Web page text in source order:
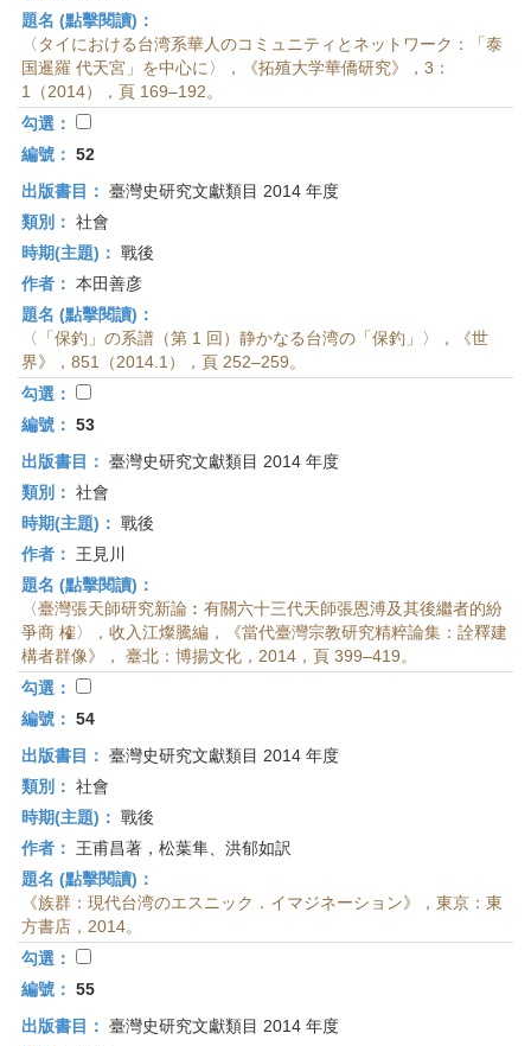
題名 (點擊閱讀)：
〈タイにおける台湾系華人のコミュニティとネットワーク：「泰
国暹羅 代天宮」を中心に〉，《拓殖大学華僑研究》，3：
1（2014），頁 169–192。
勾選：
編號： 52
出版書目： 臺灣史研究文獻類目 2014 年度
類別： 社會
時期(主題)： 戰後
作者： 本田善彦
題名 (點擊閱讀)：
〈「保釣」の系譜（第 1 回）静かなる台湾の「保釣」〉，《世
界》，851（2014.1），頁 252–259。
勾選：
編號： 53
出版書目： 臺灣史研究文獻類目 2014 年度
類別： 社會
時期(主題)： 戰後
作者：
王見川
題名 (點擊閱讀)：
〈臺灣張天師研究新論︰有關六十三代天師張恩溥及其後繼者的紛
爭商 榷〉，收入江燦騰編，《當代臺灣宗教研究精粹論集：詮釋建
構者群像》， 臺北：博揚文化，2014，頁 399–419。
勾選：
編號： 54
出版書目： 臺灣史研究文獻類目 2014 年度
類別： 社會
時期(主題)： 戰後
作者：
王甫昌著，松葉隼、洪郁如訳
題名 (點擊閱讀)：
《族群：現代台湾のエスニック．イマジネーション》，東京：東
方書店，2014。
勾選：
編號： 55
出版書目： 臺灣史研究文獻類目 2014 年度